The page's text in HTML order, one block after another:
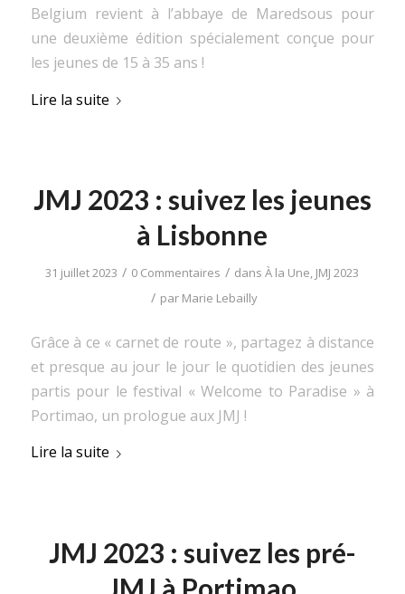
Belgium revient à l’abbaye de Maredsous pour
une deuxième édition spécialement conçue pour
les jeunes de 15 à 35 ans !
Lire la suite
JMJ 2023 : suivez les jeunes
à Lisbonne
31 juillet 2023 / 0 Commentaires / dansÀ la Une, JMJ 2023
/ par Marie Lebailly
Grâce à ce « carnet de route », partagez à distance
et presque au jour le jour le quotidien des jeunes
partis pour le festival « Welcome to Paradise » à
Portimao, un prologue aux JMJ !
Lire la suite
JMJ 2023 : suivez les pré-
JMJ à Portimao